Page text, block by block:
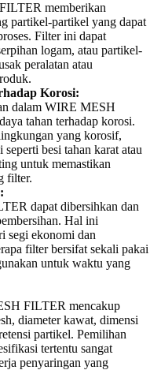
memberikan
partikel-partikel yang dapat
Filter ini dapat
logam, atau partikel-
peralatan atau
Korosi:
dalam WIRE MESH
tahan terhadap korosi.
yang korosif,
besi tahan karat atau
untuk memastikan
filter.
dapat dibersihkan dan
Hal ini
segi ekonomi dan
filter bersifat sekali pakai
untuk waktu yang
FILTER mencakup
diameter kawat, dimensi
partikel. Pemilihan
tertentu sangat
penyaringan yang